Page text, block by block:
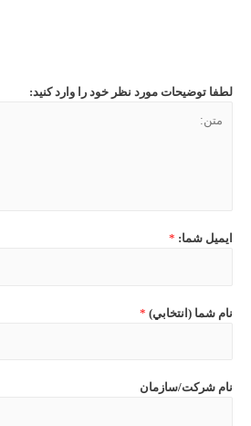
لطفا توضيحات مورد نظر خود را وارد کنيد:
ايميل شما: *
نام شما (انتخابي) *
نام شرکت/سازمان